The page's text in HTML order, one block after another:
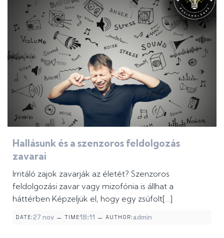
Hallásunk és a szenzoros feldolgozás
zavarai
Irritáló zajok zavarják az életét? Szenzoros
feldolgozási zavar vagy mizofónia is állhat a
háttérben Képzeljük el, hogy egy zsúfolt[…]
DATE:27 nov – TIME18:11 – AUTHOR: admin